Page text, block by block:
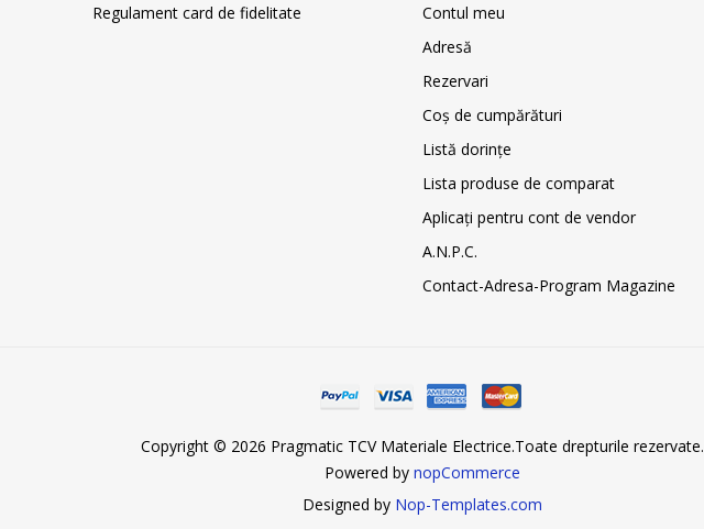
Regulament card de fidelitate
Contul meu
Adresă
Rezervari
Coş de cumpărături
Listă dorințe
Lista produse de comparat
Aplicați pentru cont de vendor
A.N.P.C.
Contact-Adresa-Program Magazine
Copyright © 2026 Pragmatic TCV Materiale Electrice.Toate drepturile rezervate.
Powered by nopCommerce
Designed by Nop-Templates.com